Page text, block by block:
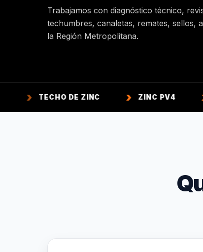
Trabajamos con diagnóstico técnico,
techumbres, canaletas, remates, sellos,
la Región Metropolitana.
TECHO DE ZINC ZINC PV4 ZINC